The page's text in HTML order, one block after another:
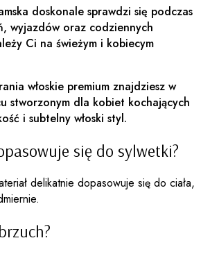
doskonale sprawdzi się podczas
wyjazdów oraz codziennych
Ci na świeżym i kobiecym
włoskie premium znajdziesz w
stworzonym dla kobiet kochających
i subtelny włoski styl.
się do sylwetki?
delikatnie dopasowuje się do ciała,